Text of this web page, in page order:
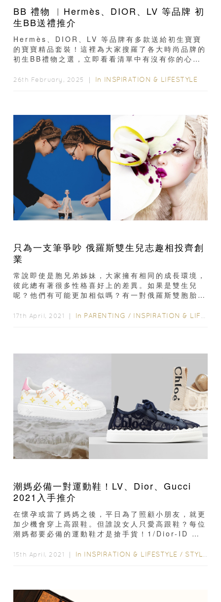
BB 禮物 ︳Hermès、DIOR、LV 等品牌 初
生BB送禮推介
Hermès、DIOR、LV 等品牌有多款送給初生寶寶
的寶寶精品套裝！這裡為大家搜羅了各大時尚品牌的
初生BB禮物之選，立即看看清單中有沒有你的心水
26th February, 2025 ｜ In INSPIRATION & LIFESTYLE
只為一支筆爭吵 俄羅斯雙生兒志趣相投齊創
業
常說即使是胞兄弟姊妹，大家擁有相同的成長環境，
彼此總有著很多性格喜好上的差異。如果是雙生兒
呢？他們有可能更加相似嗎？有一對俄羅斯雙胞胎姊
17th April, 2021 ｜ In PARENTING / INSPIRATION & LIFESTYLE
潮媽必備一對運動鞋！LV、Dior、Gucci
2021入手推介
在懷孕或當了媽媽之後，平日為了照顧小朋友，就更
加少機會穿上高跟鞋。但誰說女人只愛高跟鞋？每位
潮媽都要必備的運動鞋才是搶手貨！1/Dior-ID 運
15th April, 2021 ｜ In INSPIRATION & LIFESTYLE / STYLE & LIVING